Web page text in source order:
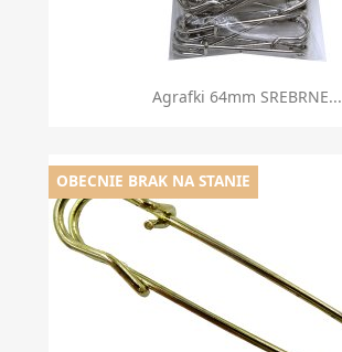
Agrafki 64mm SREBRNE...
OBECNIE BRAK NA STANIE